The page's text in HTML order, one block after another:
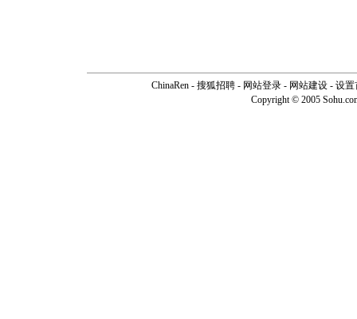
ChinaRen - 搜狐招聘 - 网站登录 - 网站建设 - 设置
Copyright © 2005